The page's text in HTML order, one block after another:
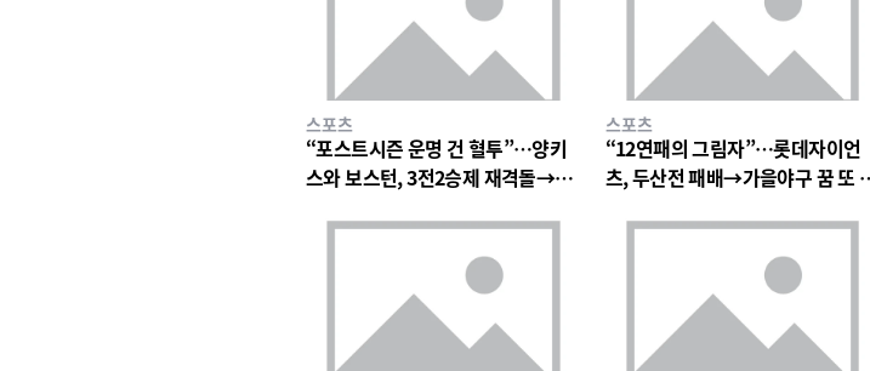
스포츠
“포스트시즌 운명 건 혈투”…양키
스와 보스턴, 3전2승제 재격돌→팬
스포츠
“12연패의 그림자”…롯데자이언
츠, 두산전 패배→가을야구 꿈 또